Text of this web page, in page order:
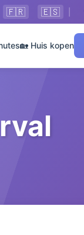
🇫🇷 🇪🇸
🏡 Huis kopen